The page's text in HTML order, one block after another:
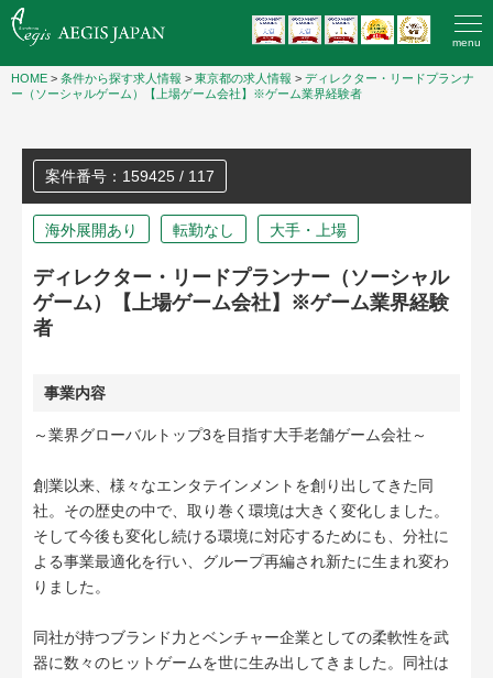
menu
HOME > 条件から探す求人情報 > 東京都の求人情報 > ディレクター・リードプランナ
ー（ソーシャルゲーム）【上場ゲーム会社】※ゲーム業界経験者
案件番号：159425 / 117
海外展開あり 転勤なし 大手・上場
ディレクター・リードプランナー（ソーシャル
ゲーム）【上場ゲーム会社】※ゲーム業界経験
者
事業内容
～業界グローバルトップ3を目指す大手老舗ゲーム会社～
創業以来、様々なエンタテインメントを創り出してきた同
社。その歴史の中で、取り巻く環境は大きく変化しました。
そして今後も変化し続ける環境に対応するためにも、分社に
よる事業最適化を行い、グループ再編され新たに生まれ変わ
りました。
同社が持つブランド力とベンチャー企業としての柔軟性を武
器に数々のヒットゲームを世に生み出してきました。同社は